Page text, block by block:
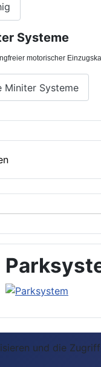
Systeme
motorischer
Miniter Systeme
und die